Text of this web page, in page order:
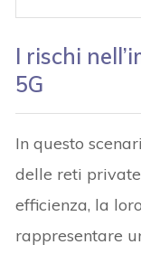
I rischi
5G
In questo
delle reti
efficienza, la
rappresentare